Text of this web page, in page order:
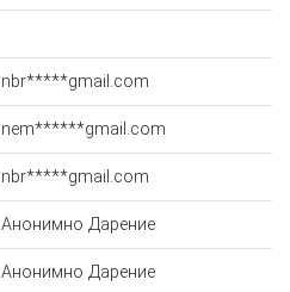
nbr*****gmail.com
nem******gmail.com
nbr*****gmail.com
Анонимно Дарение
Анонимно Дарение